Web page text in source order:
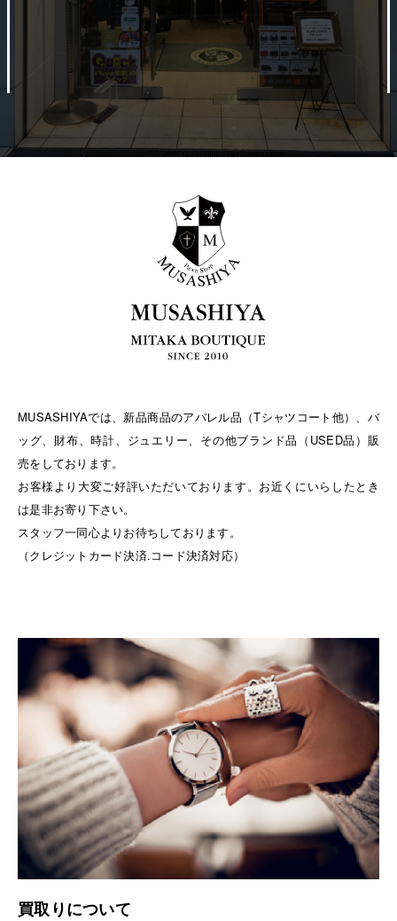
MUSASHIYAでは、新品商品のアパレル品（Tシャツコート他）、バ
ッグ、財布、時計、ジュエリー、その他ブランド品（USED品）販
売をしております。
お客様より大変ご好評いただいております。お近くにいらしたとき
は是非お寄り下さい。
スタッフ一同心よりお待ちしております。
（クレジットカード決済.コード決済対応）
買取りについて